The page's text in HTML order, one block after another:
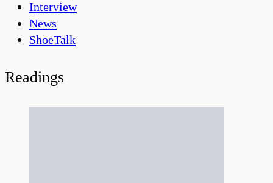
Interview
News
ShoeTalk
Readings